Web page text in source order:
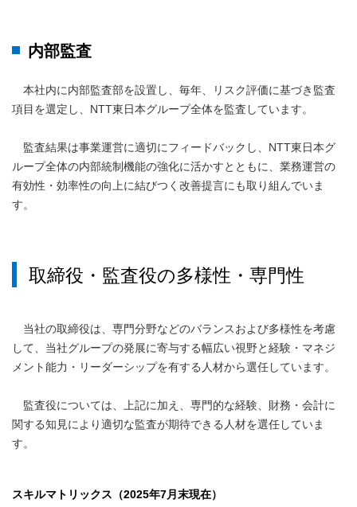
内部監査
本社内に内部監査部を設置し、毎年、リスク評価に基づき監査
項目を選定し、NTT東日本グループ全体を監査しています。
監査結果は事業運営に適切にフィードバックし、NTT東日本グ
ループ全体の内部統制機能の強化に活かすとともに、業務運営の
有効性・効率性の向上に結びつく改善提言にも取り組んでいま
す。
取締役・監査役の多様性・専門性
当社の取締役は、専門分野などのバランスおよび多様性を考慮
して、当社グループの発展に寄与する幅広い視野と経験・マネジ
メント能力・リーダーシップを有する人材から選任しています。
監査役については、上記に加え、専門的な経験、財務・会計に
関する知見により適切な監査が期待できる人材を選任していま
す。
スキルマトリックス（2025年7月末現在）